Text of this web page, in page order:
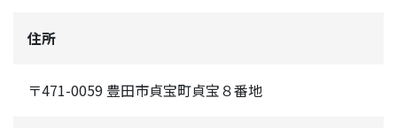
住所
〒471-0059 豊田市貞宝町貞宝８番地